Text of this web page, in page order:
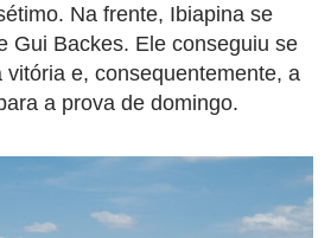
Na frente, Ibiapina se
Gui Backes. Ele conseguiu se
vitória e, consequentemente, a
a prova de domingo.